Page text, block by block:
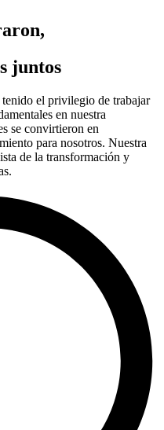
juntos
el privilegio de trabajar
en nuestra
se convirtieron en
para nosotros. Nuestra
de la transformación y